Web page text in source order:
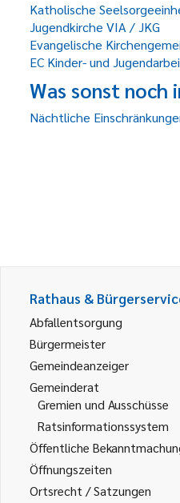
Katholische
Jugendkirche VIA / JKG
Evangelische
EC Kinder- und
Was sonst
Nächtliche
Rathaus &
Abfallentsorgung
Bürgermeister
Gemeindeanzeiger
Gemeinderat
Gremien und Ausschüsse
Ratsinformationssystem
Öffentliche
Öffnungszeiten
Ortsrecht / Satzungen